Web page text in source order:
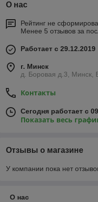
О нас
Рейтинг не
Менее 5 отзывов за
Работает с 29.12.2019
г. Минск
д. Боровая д.3, Минск,
Контакты
Сегодня работает с
Показать весь
Отзывы о магазине
У компании пока нет
О нас